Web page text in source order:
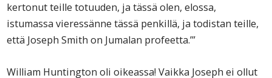
kertonut teille totuuden, ja tässä olen, elossa,
istumassa vieressänne tässä penkillä, ja todistan teille,
että Joseph Smith on Jumalan profeetta.’”
William Huntington oli oikeassa! Vaikka Joseph ei ollut